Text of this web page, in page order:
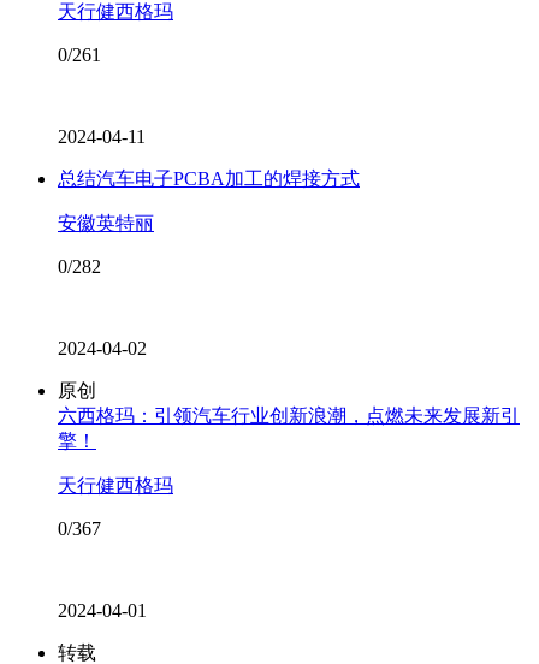
天行健西格玛
0/261
2024-04-11
总结汽车电子PCBA加工的焊接方式
安徽英特丽
0/282
2024-04-02
原创
六西格玛：引领汽车行业创新浪潮，点燃未来发展新引
擎！
天行健西格玛
0/367
2024-04-01
转载